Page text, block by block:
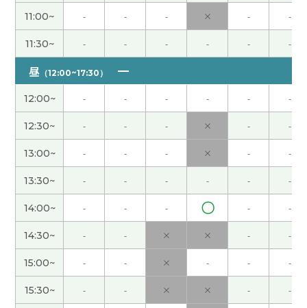
ありがとうございました。次回もどうかよろしくお
願いします。
( 60代 男性 )
ありがとうございました。次回もどうかよろしくお
願いします。
( 60代 男性 )
谢谢!下次见。( 40代 男性 )
谢谢老师！( 20代 女性 )
ありがとうございました。次回もどうかよろしくお
願いします。( 60代 男性 )
hana老师，谢谢您的课。我知道老师的地方在中国
的北方，所以我没想到今天我们这里的气温和您那
里差不多。哈哈。下次课见。
11:00~ - - - × - -
11:30~ - - - - - -
昼 （12:00~17:30）
12:00~ - - - - - -
12:30~ - - - × - -
13:00~ - - - × - -
13:30~ - - - - - -
14:00~ - - - 〇 - -
14:30~ - - × × - -
15:00~ - - × - - -
15:30~ - - × × - -